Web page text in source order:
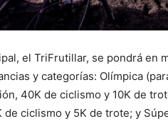
el TriFrutillar, se pondrá en
y categorías: Olímpica
40K de ciclismo y 10K de
de ciclismo y 5K de trote; y